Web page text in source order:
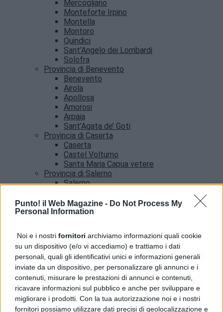
Punto! il Web Magazine - Do Not Process My
Personal Information
Noi e i nostri fornitori archiviamo informazioni quali cookie
su un dispositivo (e/o vi accediamo) e trattiamo i dati
personali, quali gli identificativi unici e informazioni generali
inviate da un dispositivo, per personalizzare gli annunci e i
contenuti, misurare le prestazioni di annunci e contenuti,
ricavare informazioni sul pubblico e anche per sviluppare e
migliorare i prodotti. Con la tua autorizzazione noi e i nostri
fornitori possiamo utilizzare dati precisi di geolocalizzazione e
Mercogliano
Monteforte Irpino
Montella
Montoro
Quindici
Sant’Angelo dei Lombardi
Solofra
Provincia di Benevento
Benevento
Airola
Apollosa
Amorosi
Arpaia
Sant’Agata de’ Goti
Provincia di Caserta
Caserta
Castel Volturno
Santa Maria Capua vetere
Provincia di Salerno
Salerno
Amalfi
Angri
Cinghiali in Cilento , i Circoli dell’Ambiente:
“Necessario un intervento per tutelare cittadini e
fauna selvatica”